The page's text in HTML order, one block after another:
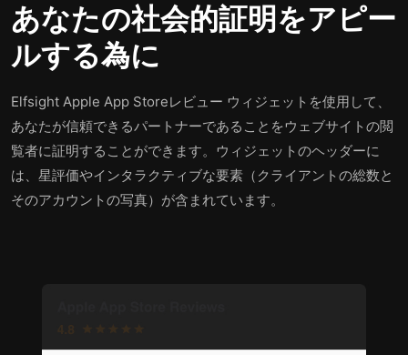
あなたの社会的証明をアピー
ルする為に
Elfsight Apple App Storeレビュー ウィジェットを使用して、
あなたが信頼できるパートナーであることをウェブサイトの閲
覧者に証明することができます。ウィジェットのヘッダーに
は、星評価やインタラクティブな要素（クライアントの総数と
そのアカウントの写真）が含まれています。